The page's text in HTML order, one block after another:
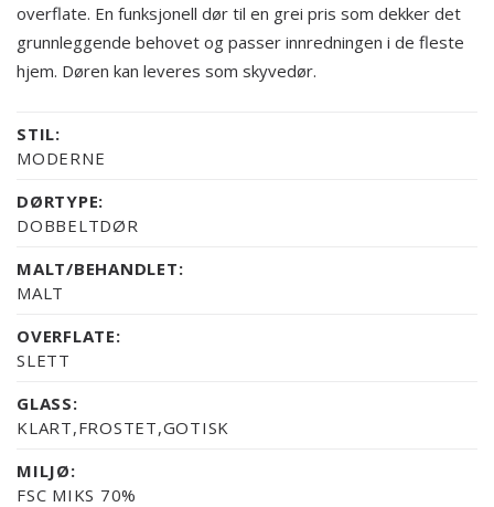
overflate. En funksjonell dør til en grei pris som dekker det
grunnleggende behovet og passer innredningen i de fleste
hjem. Døren kan leveres som skyvedør.
STIL:
MODERNE
DØRTYPE:
DOBBELTDØR
MALT/BEHANDLET:
MALT
OVERFLATE:
SLETT
GLASS:
KLART,FROSTET,GOTISK
MILJØ:
FSC MIKS 70%